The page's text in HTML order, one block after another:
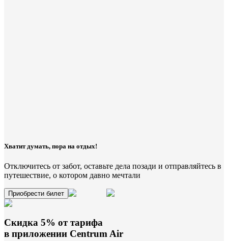
Хватит думать, пора на отдых!
Отключитесь от забот, оставьте дела позади и отправляйтесь в
путешествие, о котором давно мечтали
Приобрести билет
Скидка 5% от тарифа
в приложении Centrum Air